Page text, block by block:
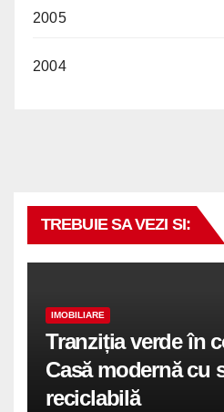
2005
2004
TREBUIE SA VEZI SI:
IMOBILIARE
Tranziția verde în
Casă modernă cu
reciclabilă